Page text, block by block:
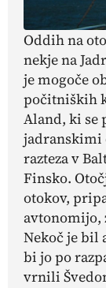
Oddih na
nekje na
je mogoče
počitniških
Aland, ki se
jadranskimi
razteza v
Finsko.
otokov,
avtonomijo,
Nekoč je bil
bi jo po
vrnili